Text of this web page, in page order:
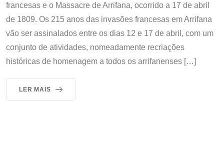
francesas e o Massacre de Arrifana, ocorrido a 17 de abril
de 1809. Os 215 anos das invasões francesas em Arrifana
vão ser assinalados entre os dias 12 e 17 de abril, com um
conjunto de atividades, nomeadamente recriações
históricas de homenagem a todos os arrifanenses […]
LER MAIS